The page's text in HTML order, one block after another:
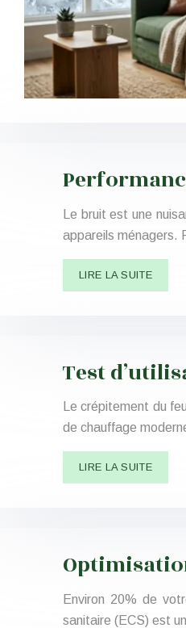
Le bruit est une
appareils ménagers.
LIRE LA SUITE
Test
Le crépitement du
de chauffage
LIRE LA SUITE
Environ 20% de
sanitaire (ECS) est